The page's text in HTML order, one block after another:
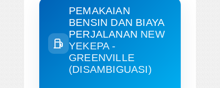
PEMAKAIAN
BENSIN DAN BIAYA
PERJALANAN NEW
YEKEPA -
GREENVILLE
(DISAMBIGUASI)